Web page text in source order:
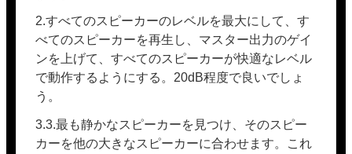
2.すべてのスピーカーのレベルを最大にして、す
べてのスピーカーを再生し、マスター出力のゲイ
ンを上げて、すべてのスピーカーが快適なレベル
で動作するようにする。20dB程度で良いでしょ
う。
3.3.最も静かなスピーカーを見つけ、そのスピー
カーを他の大きなスピーカーに合わせます。これ